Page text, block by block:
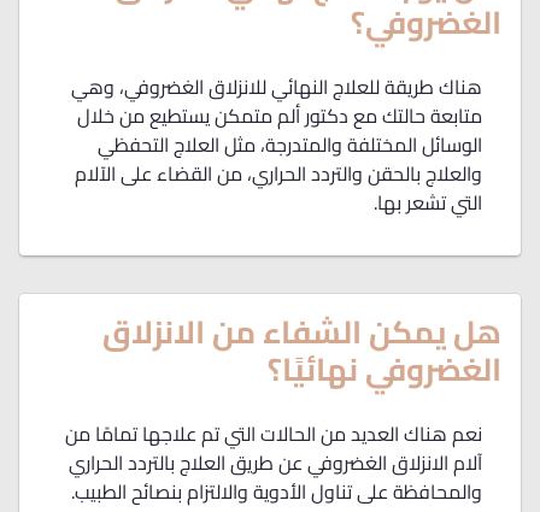
الغضروفي؟
هناك طريقة للعلاج النهائي للانزلاق الغضروفي، وهي
متابعة حالتك مع دكتور ألم متمكن يستطيع من خلال
الوسائل المختلفة والمتدرجة، مثل العلاج التحفظي
والعلاج بالحقن والتردد الحراري، من القضاء على الآلام
التي تشعر بها.
هل يمكن الشفاء من الانزلاق
الغضروفي نهائيًا؟
نعم هناك العديد من الحالات التي تم علاجها تمامًا من
آلام الانزلاق الغضروفي عن طريق العلاج بالتردد الحراري
والمحافظة على تناول الأدوية والالتزام بنصائح الطبيب.